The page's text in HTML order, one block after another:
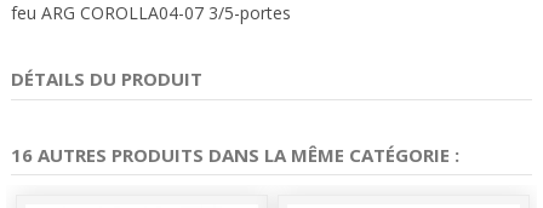
feu ARG COROLLA04-07 3/5-portes
DÉTAILS DU PRODUIT
16 AUTRES PRODUITS DANS LA MÊME CATÉGORIE :